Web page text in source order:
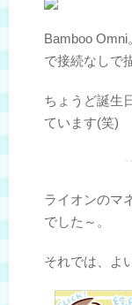
Bamboo
で接続なしで
ちょうど誕生
ています(笑)
ライオンのマ
でした～。
それでは、よ